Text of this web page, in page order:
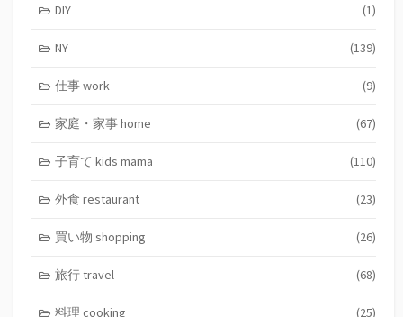
DIY (1)
NY (139)
仕事 work (9)
家庭・家事 home (67)
子育て kids mama (110)
外食 restaurant (23)
買い物 shopping (26)
旅行 travel (68)
料理 cooking (25)